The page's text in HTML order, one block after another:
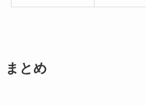
まとめ